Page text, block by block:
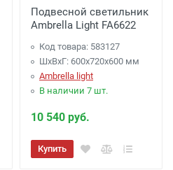
Подвесной светильник
Ambrella Light FA6622
Код товара: 583127
ШхВхГ: 600x720x600 мм
Ambrella light
В наличии 7 шт.
10 540 руб.
Купить